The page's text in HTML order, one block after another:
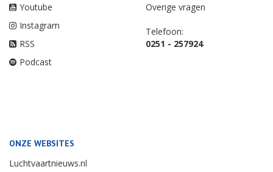
Youtube
Instagram
RSS
Podcast
Overige vragen
Telefoon:
0251 - 257924
ONZE WEBSITES
Luchtvaartnieuws.nl